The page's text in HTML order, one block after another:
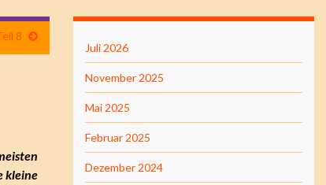
8
kleine
Juli 2026
November 2025
Mai 2025
Februar 2025
Dezember 2024